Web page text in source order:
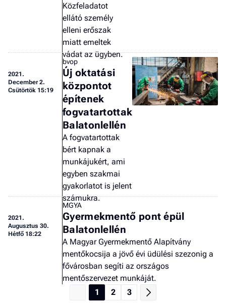
Közfeladatot
ellátó személy
elleni erőszak
miatt emeltek
vádat az ügyben.
2021.
December 2.
Csütörtök 15:19
bvop
Új oktatási
központot
építenek
fogvatartottak
Balatonlellén
A fogvatartottak
bért kapnak a
munkájukért, ami
egyben szakmai
gyakorlatot is jelent
számukra.
2021.
Augusztus 30.
Hétfő 18:22
MGYA
Gyermekmentő pont épül
Balatonlellén
A Magyar Gyermekmentő Alapítvány
mentőkocsija a jövő évi üdülési szezonig a
fővárosban segíti az országos
mentőszervezet munkáját.
1
2 3